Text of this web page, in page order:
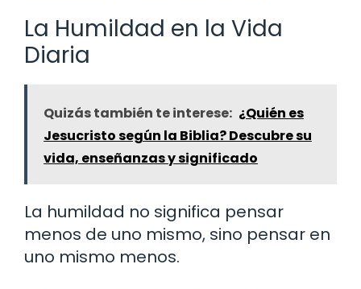
La Humildad en la Vida
Diaria
Quizás también te interese: ¿Quién es
Jesucristo según la Biblia? Descubre su
vida, enseñanzas y significado
La humildad no significa pensar
menos de uno mismo, sino pensar en
uno mismo menos.